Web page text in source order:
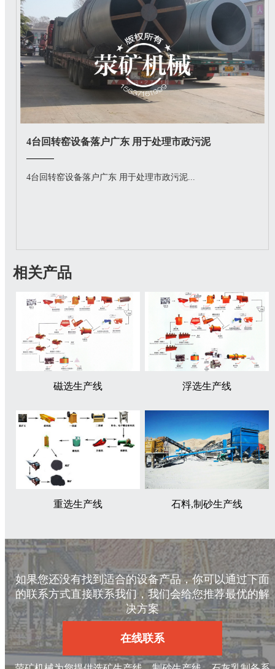
4台回转窑设备落户广东 用于处理市政污泥
4台回转窑设备落户广东 用于处理市政污泥...
相关产品
磁选生产线 浮选生产线
重选生产线 石料,制砂生产线
如果您还没有找到适合的设备产品，你可以通过下面
的联系方式直接联系我们，我们会给您推荐最优的解
决方案
在线联系